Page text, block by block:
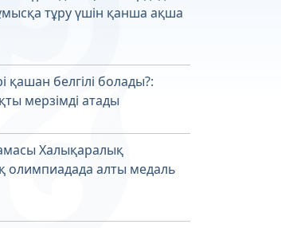
тұру үшін қанша ақша
қашан белгілі болады?:
мерзімді атады
Халықаралық
олимпиадада алты медаль